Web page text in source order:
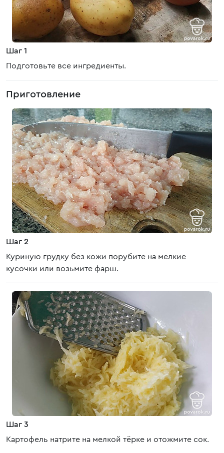
Шаг 1
Подготовьте все ингредиенты.
Приготовление
Шаг 2
Куриную грудку без кожи порубите на мелкие
кусочки или возьмите фарш.
Шаг 3
Картофель натрите на мелкой тёрке и отожмите сок.